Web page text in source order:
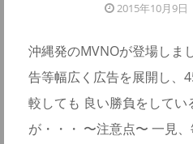
2015年10月9日
沖縄発のMVNOが登場しま
告等幅広く広告を展開し、
較しても 良い勝負をしてい
が・・・ 〜注意点〜 一見